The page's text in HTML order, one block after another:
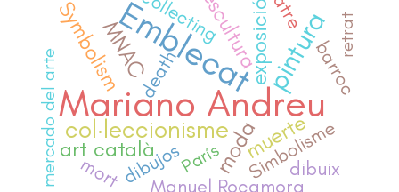
Mariano Andreu
Emblecatpintura
col·leccionisme
MNAC
moda
exposició
muerte
art català
Symbolism escultura
Simbolisme
death
collecting
dibujos
barroc
Manuel Rocamora
dibuix
mort París
mercado del arte
retrat